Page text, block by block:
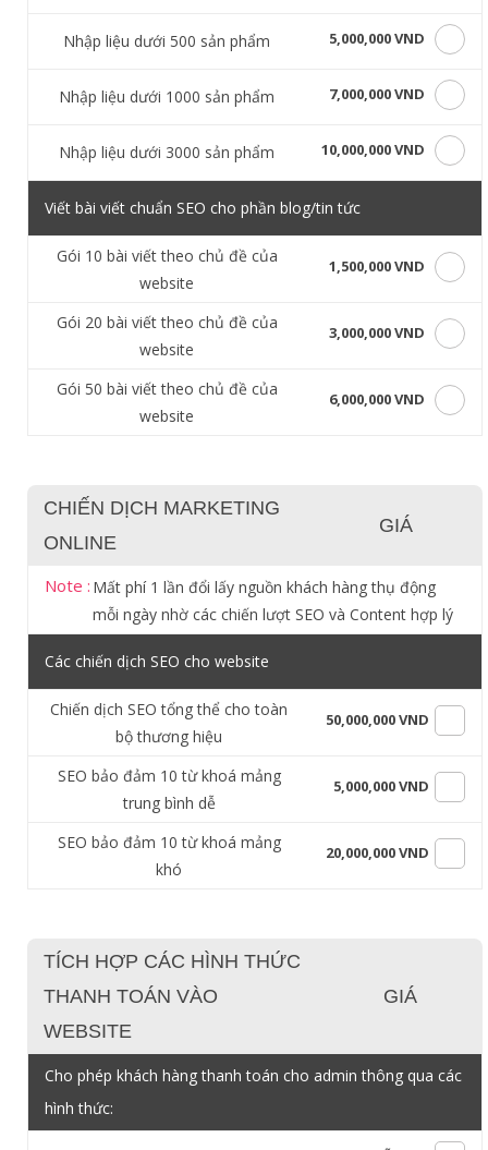
Nhập liệu dưới 500 sản phẩm 5,000,000 VND
Nhập liệu dưới 1000 sản phẩm 7,000,000 VND
Nhập liệu dưới 3000 sản phẩm 10,000,000 VND
Viết bài viết chuẩn SEO cho phần blog/tin tức
Gói 10 bài viết theo chủ đề của
website
1,500,000 VND
Gói 20 bài viết theo chủ đề của
website
3,000,000 VND
Gói 50 bài viết theo chủ đề của
website
6,000,000 VND
CHIẾN DỊCH MARKETING
ONLINE
GIÁ
Note : Mất phí 1 lần đổi lấy nguồn khách hàng thụ động
mỗi ngày nhờ các chiến lượt SEO và Content hợp lý
Các chiến dịch SEO cho website
Chiến dịch SEO tổng thể cho toàn
bộ thương hiệu
50,000,000 VND
SEO bảo đảm 10 từ khoá mảng
trung bình dễ
5,000,000 VND
SEO bảo đảm 10 từ khoá mảng
khó
20,000,000 VND
TÍCH HỢP CÁC HÌNH THỨC
THANH TOÁN VÀO
WEBSITE
GIÁ
Cho phép khách hàng thanh toán cho admin thông qua các
hình thức: